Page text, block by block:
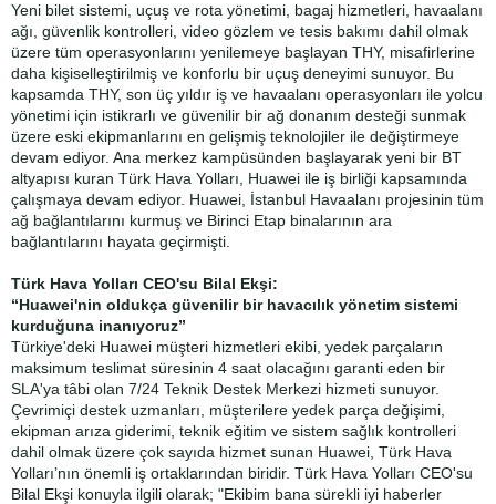
Yeni bilet sistemi, uçuş ve rota yönetimi, bagaj hizmetleri, havaalanı
ağı, güvenlik kontrolleri, video gözlem ve tesis bakımı dahil olmak
üzere tüm operasyonlarını yenilemeye başlayan THY, misafirlerine
daha kişiselleştirilmiş ve konforlu bir uçuş deneyimi sunuyor. Bu
kapsamda THY, son üç yıldır iş ve havaalanı operasyonları ile yolcu
yönetimi için istikrarlı ve güvenilir bir ağ donanım desteği sunmak
üzere eski ekipmanlarını en gelişmiş teknolojiler ile değiştirmeye
devam ediyor. Ana merkez kampüsünden başlayarak yeni bir BT
altyapısı kuran Türk Hava Yolları, Huawei ile iş birliği kapsamında
çalışmaya devam ediyor. Huawei, İstanbul Havaalanı projesinin tüm
ağ bağlantılarını kurmuş ve Birinci Etap binalarının ara
bağlantılarını hayata geçirmişti.
Türk Hava Yolları CEO'su Bilal Ekşi:
“Huawei'nin oldukça güvenilir bir havacılık yönetim sistemi
kurduğuna inanıyoruz”
Türkiye'deki Huawei müşteri hizmetleri ekibi, yedek parçaların
maksimum teslimat süresinin 4 saat olacağını garanti eden bir
SLA'ya tâbi olan 7/24 Teknik Destek Merkezi hizmeti sunuyor.
Çevrimiçi destek uzmanları, müşterilere yedek parça değişimi,
ekipman arıza giderimi, teknik eğitim ve sistem sağlık kontrolleri
dahil olmak üzere çok sayıda hizmet sunan Huawei, Türk Hava
Yolları’nın önemli iş ortaklarından biridir. Türk Hava Yolları CEO'su
Bilal Ekşi konuyla ilgili olarak; "Ekibim bana sürekli iyi haberler